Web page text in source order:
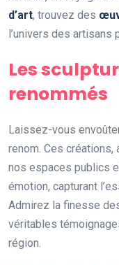
d’art, trouvez des
l’univers des artisans
Les
renommés
Laissez-vous
renom. Ces créations,
nos espaces publics
émotion, capturant
Admirez la finesse
véritables
région.